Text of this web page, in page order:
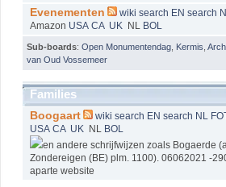
Evenementen wiki search EN search
Amazon USA CA UK NL BOL
Sub-boards: Open Monumentendag Kermis
van Oud Vossemeer
Families
Boogaart wiki search EN search NL
USA CA UK NL BOL
en andere schrijfwijzen zoals Bogaerde
Zondereigen (BE) plm. 1100). 06062021 -
aparte website